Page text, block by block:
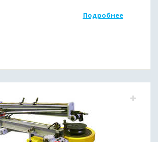
Подробнее